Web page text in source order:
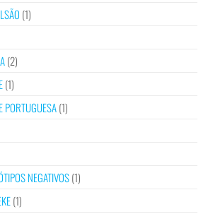
(1)
(2)
(1)
PORTUGUESA(1)
NEGATIVOS(1)
(1)